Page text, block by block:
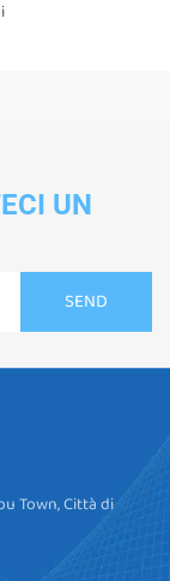
UN
Town, Città di